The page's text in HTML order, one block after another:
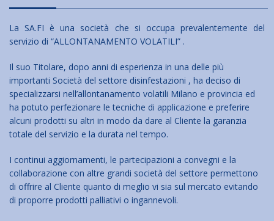
La SA.FI è una società che si occupa prevalentemente del
servizio di “ALLONTANAMENTO VOLATILI” .
Il suo Titolare, dopo anni di esperienza in una delle più
importanti Società del settore disinfestazioni , ha deciso di
specializzarsi nell’allontanamento volatili Milano e provincia ed
ha potuto perfezionare le tecniche di applicazione e preferire
alcuni prodotti su altri in modo da dare al Cliente la garanzia
totale del servizio e la durata nel tempo.
I continui aggiornamenti, le partecipazioni a convegni e la
collaborazione con altre grandi società del settore permettono
di offrire al Cliente quanto di meglio vi sia sul mercato evitando
di proporre prodotti palliativi o ingannevoli.